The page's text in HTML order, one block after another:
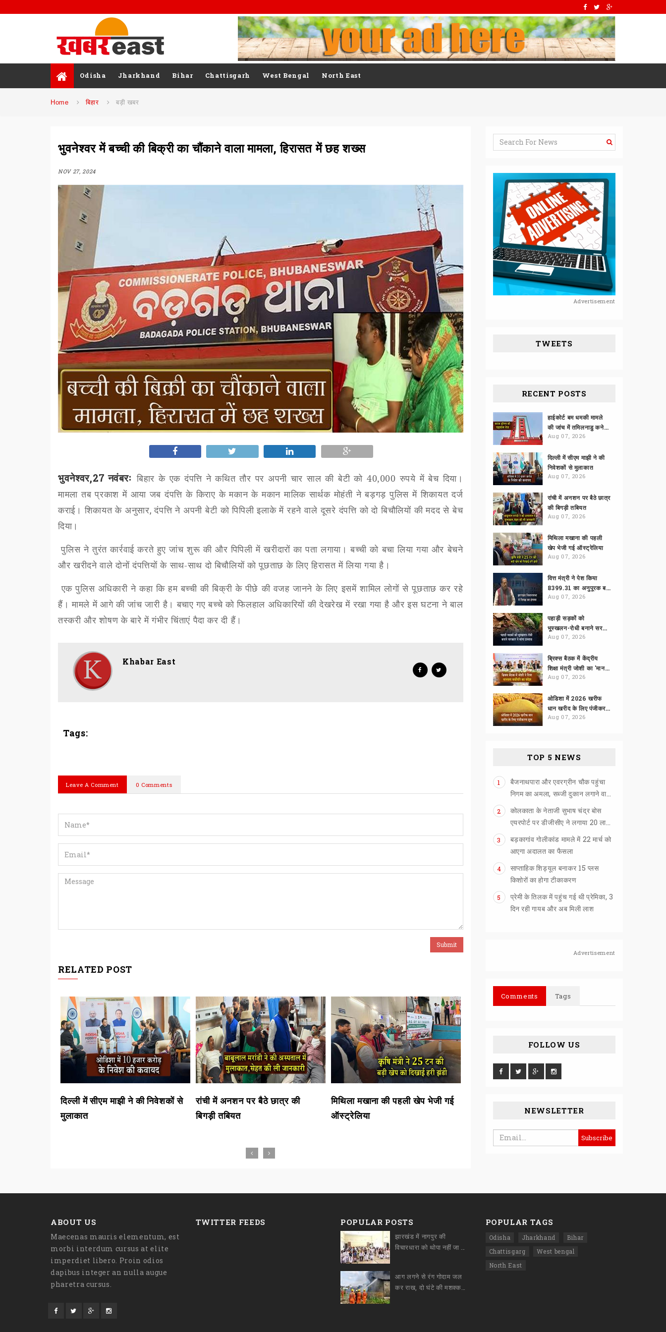
Odisha Jharkhand Bihar Chattisgarh West Bengal North East
Home बिहार बड़ी खबर
भुवनेश्वर में बच्ची की बिक्री का चौंकाने वाला मामला, हिरासत में छह शख्स
NOV 27, 2024
भुवनेश्वर,27 नवंबरः बिहार के एक दंपत्ति ने कथित तौर पर अपनी चार साल की बेटी को 40,000 रुपये में बेच दिया।
मामला तब प्रकाश में आया जब दंपत्ति के किराए के मकान के मकान मालिक सार्थक मोहंती ने बड़गड़ पुलिस में शिकायत दर्ज
कराई। शिकायत के अनुसार,दंपत्ति ने अपनी बेटी को पिपिली इलाके में रहने वाले दूसरे दंपत्ति को दो बिचौलियों की मदद से बेच
दिया।
पुलिस ने तुरंत कार्रवाई करते हुए जांच शुरू की और पिपिली में खरीदारों का पता लगाया। बच्ची को बचा लिया गया और बेचने
और खरीदने वाले दोनों दंपत्तियों के साथ-साथ दो बिचौलियों को पूछताछ के लिए हिरासत में लिया गया है।
एक पुलिस अधिकारी ने कहा कि हम बच्ची की बिक्री के पीछे की वजह जानने के लिए इसमें शामिल लोगों से पूछताछ कर रहे
हैं। मामले में आगे की जांच जारी है। बचाए गए बच्चे को फिलहाल अधिकारियों की देखरेख में रखा गया है और इस घटना ने बाल
तस्करी और शोषण के बारे में गंभीर चिंताएं पैदा कर दी हैं।
Khabar East
Tags:
Leave A Comment 0 Comments
RELATED POST
दिल्ली में सीएम माझी ने की निवेशकों से
मुलाकात
रांची में अनशन पर बैठे छात्र की
बिगड़ी तबियत
मिथिला मखाना की पहली खेप भेजी गई
ऑस्ट्रेलिया
Advertisement
TWEETS
RECENT POSTS
हाईकोर्ट बम धमकी मामले
की जांच में तमिलनाडु कनेक्शन
Aug 07, 2026
दिल्ली में सीएम माझी ने की
निवेशकों से मुलाकात
Aug 07, 2026
रांची में अनशन पर बैठे छात्र
की बिगड़ी तबियत
Aug 07, 2026
मिथिला मखाना की पहली
खेप भेजी गई ऑस्ट्रेलिया
Aug 07, 2026
वित्त मंत्री ने पेश किया
8399.31 का अनुपूरक बजट
Aug 07, 2026
पहाड़ी सड़कों को
भूस्खलन-रोधी बनाने सरकार ने मांगा प्रस्ताव
Aug 07, 2026
ब्रिक्स बैठक में केंद्रीय
शिक्षा मंत्री जोशी का 'मानवता सर्वोपरि' पर जोर
Aug 07, 2026
ओडिशा में 2026 खरीफ
धान खरीद के लिए पंजीकरण शुरू
Aug 07, 2026
TOP 5 NEWS
1
बैजनाथपारा और एवरग्रीन चौक पहुंचा
2
कोलकाता के नेताजी सुभाष चंद्र बोस
3
बड़कागांव गोलीकांड मामले में 22 मार्च को
आएगा अदालत का फैसला
4
साप्ताहिक शिड्यूल बनाकर 15 प्लस
किशोरों का होगा टीकाकरण
5
प्रेमी के तिलक में पहुंच गई थी प्रेमिका, 3
दिन रही गायब और अब मिली लाश
Advertisement
Comments Tags
FOLLOW US
NEWSLETTER
ABOUT US
Maecenas mauris elementum, est
morbi interdum cursus at elite
imperdiet libero. Proin odios
dapibus integer an nulla augue
pharetra cursus.
TWITTER FEEDS POPULAR POSTS
झारखंड में नागपुर की
आग लगने से रंग गोदाम जल
POPULAR TAGS
Odisha Jharkhand
Bihar
Chattisgarg
West bengal
North East